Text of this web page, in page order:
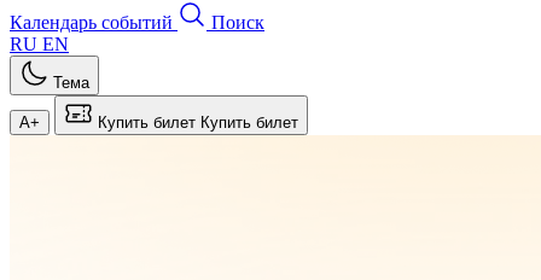
Календарь событий
Поиск
RU EN
Тема
A+ Купить билет Купить билет